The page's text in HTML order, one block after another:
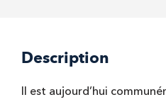
Description
Il est aujourd’hui